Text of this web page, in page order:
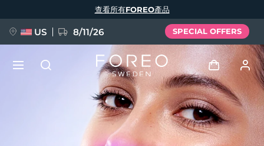
查看所有FOREO產品
US 8/11/26 SPECIAL OFFERS
登入
用戶信息
BREAKING NEWS